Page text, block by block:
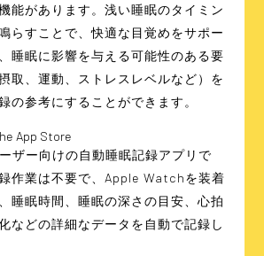
能があります。浅い睡眠のタイミン
らすことで、快適な目覚めをサポー
睡眠に影響を与える可能性のある要
取、運動、ストレスレベルなど）を
の参考にすることができます。
ザー向けの自動睡眠記録アプリで
作業は不要で、Apple Watchを装着
睡眠時間、睡眠の深さの目安、心拍
などの詳細なデータを自動で記録し